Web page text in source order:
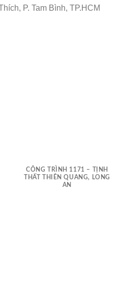
P. Tam Bình, TP.HCM
CÔNG TRÌNH 1171 – TỊNH
THẤT THIÊN QUANG, LONG
AN